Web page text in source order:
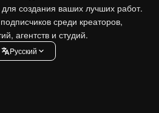
создания ваших лучших работ.
среди креаторов,
агентств и студий.
Pусский